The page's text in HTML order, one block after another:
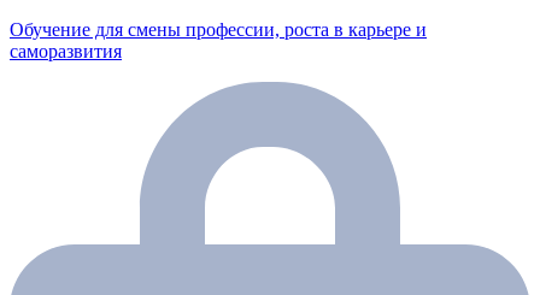
Обучение для смены профессии, роста в карьере и
саморазвития